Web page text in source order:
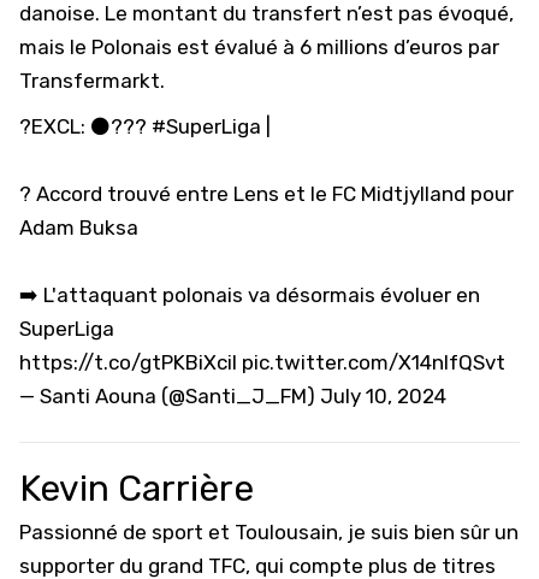
danoise. Le montant du transfert n’est pas évoqué,
mais le Polonais est évalué à 6 millions d’euros par
Transfermarkt.
?EXCL: ⚫️??? #SuperLiga
? Accord trouvé entre Lens et le FC Midtjylland pour
Adam Buksa
➡️ L'attaquant polonais va désormais évoluer en
SuperLiga
https://t.co/gtPKBiXcil pic.twitter.com/X14nlfQSvt
— Santi Aouna (@Santi_J_FM) July 10, 2024
Kevin Carrière
Passionné de sport et Toulousain, je suis bien sûr un
supporter du grand TFC, qui compte plus de titres